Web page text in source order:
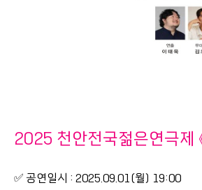
2025 천안전국젊은연극제
✅ 공연일시 : 2025.09.01(월) 19:00